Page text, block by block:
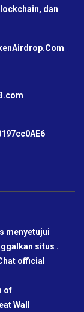
dan
menyetujui
situs .
official
of
Wall